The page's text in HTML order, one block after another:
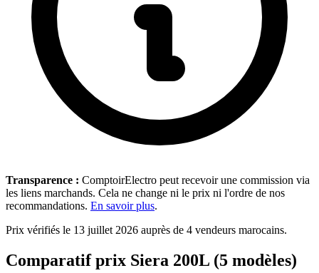
Transparence : ComptoirElectro peut recevoir une commission via
les liens marchands. Cela ne change ni le prix ni l'ordre de nos
recommandations. En savoir plus.
Prix vérifiés le 13 juillet 2026 auprès de 4 vendeurs marocains.
Comparatif prix Siera 200L (5 modèles)